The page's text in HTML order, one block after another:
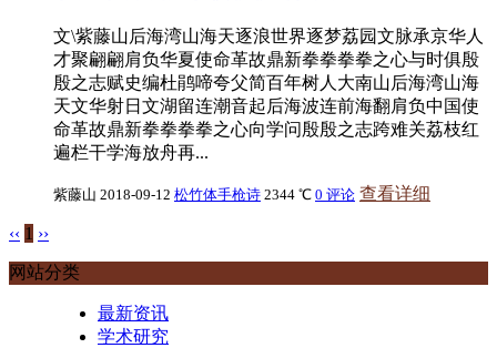
文\紫藤山后海湾山海天逐浪世界逐梦荔园文脉承京华人
才聚翩翩肩负华夏使命革故鼎新拳拳拳拳之心与时俱殷
殷之志赋史编杜鹃啼夸父简百年树人大南山后海湾山海
天文华射日文湖留连潮音起后海波连前海翻肩负中国使
命革故鼎新拳拳拳拳之心向学问殷殷之志跨难关荔枝红
遍栏干学海放舟再...
紫藤山 2018-09-12 松竹体手枪诗 2344 ℃ 0 评论 查看详细
‹‹ 1 ››
网站分类
最新资讯
学术研究